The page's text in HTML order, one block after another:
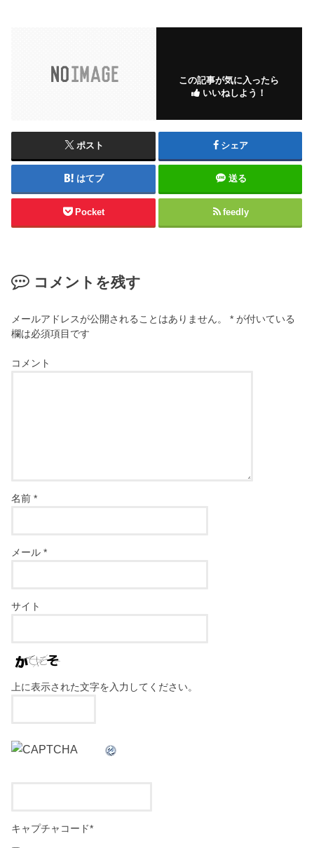
この記事が気に入ったら
いいねしよう！
ポスト シェア
はてブ 送る
Pocket feedly
コメントを残す
メールアドレスが公開されることはありません。 * が付いている
欄は必須項目です
コメント
名前*
メール*
サイト
上に表示された文字を入力してください。
キャプチャコード*